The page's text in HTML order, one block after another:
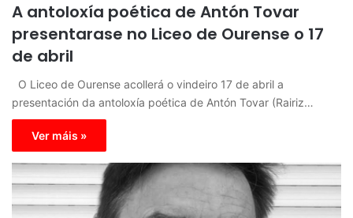
A antoloxía poética de Antón Tovar
presentarase no Liceo de Ourense o 17
de abril
O Liceo de Ourense acollerá o vindeiro 17 de abril a
presentación da antoloxía poética de Antón Tovar (Rairiz…
Ver máis »